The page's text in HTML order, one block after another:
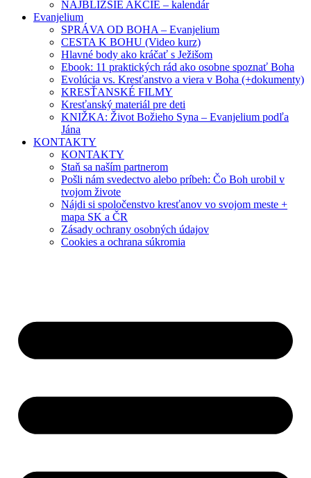
NAJBLIŽŠIE AKCIE – kalendár
Evanjelium
SPRÁVA OD BOHA – Evanjelium
CESTA K BOHU (Video kurz)
Hlavné body ako kráčať s Ježišom
Ebook: 11 praktických rád ako osobne spoznať Boha
Evolúcia vs. Kresťanstvo a viera v Boha (+dokumenty)
KRESŤANSKÉ FILMY
Kresťanský materiál pre deti
KNIŽKA: Život Božieho Syna – Evanjelium podľa
Jána
KONTAKTY
KONTAKTY
Staň sa naším partnerom
Pošli nám svedectvo alebo príbeh: Čo Boh urobil v
tvojom živote
Nájdi si spoločenstvo kresťanov vo svojom meste +
mapa SK a ČR
Zásady ochrany osobných údajov
Cookies a ochrana súkromia